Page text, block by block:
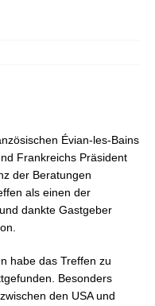
Évian-les-Bains
Frankreichs Präsident
der Beratungen
als einen der
dankte Gastgeber
habe das Treffen zu
Besonders
den USA und